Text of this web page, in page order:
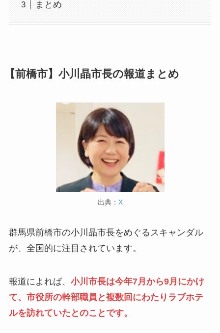
まとめ
【前橋市】小川晶市長の報道まとめ
出典： X
群馬県前橋市の小川晶市長をめぐるスキャンダル
が、全国的に注目されています。
報道によれば、 小川市長は今年7月から9月にかけ
て、市役所の幹部職員と複数回にわたりラブホテ
ルを訪れていたとのことです。